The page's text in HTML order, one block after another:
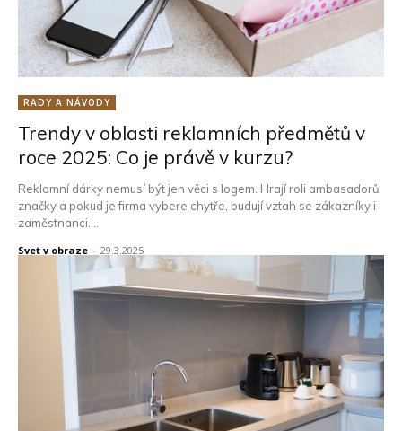
RADY A NÁVODY
Trendy v oblasti reklamních předmětů v
roce 2025: Co je právě v kurzu?
Reklamní dárky nemusí být jen věci s logem. Hrají roli ambasadorů
značky a pokud je firma vybere chytře, budují vztah se zákazníky i
zaměstnanci....
Svet v obraze - 29.3.2025